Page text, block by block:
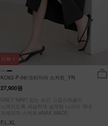
KO62-P-06/크리지아 스커트_YN
27,900원
ONLY NAK! 입는 순간 고급스러움이
느껴지도록 세심하게 설계한 나크의 국내
자체제작 스커트 #NAK MADE.
F,L,XL
리뷰 1